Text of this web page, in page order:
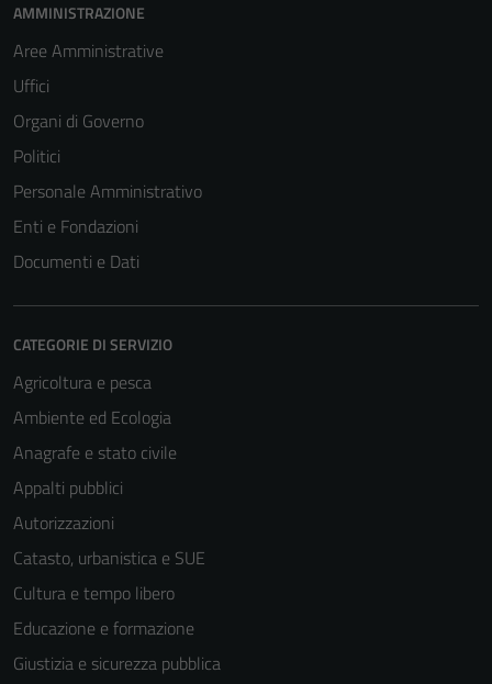
AMMINISTRAZIONE
Aree Amministrative
Uffici
Organi di Governo
Politici
Personale Amministrativo
Enti e Fondazioni
Documenti e Dati
CATEGORIE DI SERVIZIO
Agricoltura e pesca
Ambiente ed Ecologia
Anagrafe e stato civile
Appalti pubblici
Autorizzazioni
Catasto, urbanistica e SUE
Cultura e tempo libero
Educazione e formazione
Giustizia e sicurezza pubblica